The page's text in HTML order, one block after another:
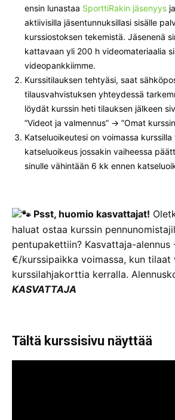
ensin lunastaa SporttiRakin jäsenyys
aktiivisilla jäsentunnuksillasi sisälle
kurssiostoksen tekemistä. Jäsenenä
kattavaan yli 200 h videomateriaalia
videopankkiimme.
Kurssitilauksen tehtyäsi, saat
tilausvahvistuksen yhteydessä
löydät kurssin heti tilauksen jälkeen
”Videot ja valmennus” -> ”Omat
Katseluoikeutesi on voimassa
katseluoikeus jossakin vaiheessa
sinulle vähintään 6 kk ennen
Psst, huomio kasvattajat!
haluat ostaa kurssin
pentupakettiin? Kasvattaja-alennus
€/kurssipaikka voimassa, kun tilaat
kurssilahjakorttia kerralla.
KASVATTAJA
Tältä kurssisivu näyttää